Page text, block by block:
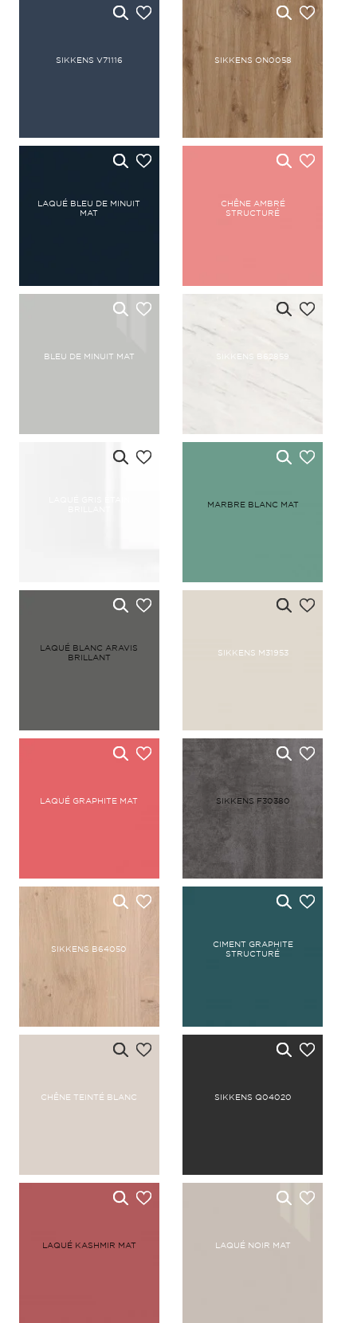
SIKKENS V71116 SIKKENS ON0058
LAQUÉ BLEU DE MINUIT
MAT
CHÊNE AMBRÉ
STRUCTURÉ
BLEU DE MINUIT MAT SIKKENS B62859
MARBRE BLANC MAT
LAQUÉ BLANC ARAVIS
BRILLANT
SIKKENS M31953
LAQUÉ GRAPHITE MAT SIKKENS F30380
SIKKENS B64050
CIMENT GRAPHITE
STRUCTURÉ
CHÊNE TEINTÉ BLANC SIKKENS Q04020
LAQUÉ KASHMIR MAT LAQUÉ NOIR MAT